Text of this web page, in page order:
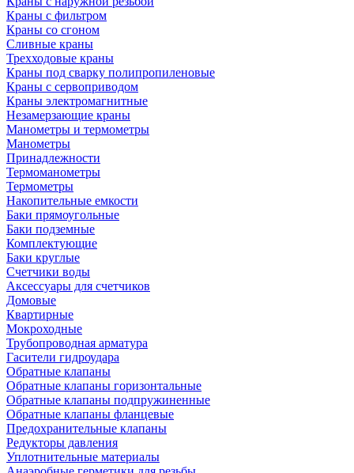
Краны с фильтром
Краны со сгоном
Сливные краны
Трехходовые краны
Краны под сварку полипропиленовые
Краны с сервоприводом
Краны электромагнитные
Незамерзающие краны
Манометры и термометры
Манометры
Принадлежности
Термоманометры
Термометры
Накопительные емкости
Баки прямоугольные
Баки подземные
Комплектующие
Баки круглые
Счетчики воды
Аксессуары для счетчиков
Домовые
Квартирные
Мокроходные
Трубопроводная арматура
Гасители гидроудара
Обратные клапаны
Обратные клапаны горизонтальные
Обратные клапаны подпружиненные
Обратные клапаны фланцевые
Предохранительные клапаны
Редукторы давления
Уплотнительные материалы